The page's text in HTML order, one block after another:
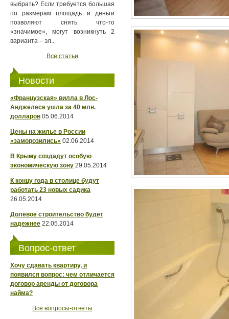
выбрать? Если требуется большая
по размерам площадь и деньги
позволяют снять что-то
«значимое», могут возникнуть 2
варианта – эл..
Все статьи
Новости
«Французская» вилла в Лос-
Анджелесе ушла за 40 млн.
долларов 05.06.2014
Цены на жилье в России
«заморозились» 02.06.2014
В Крыму создадут особую
экономическую зону 29.05.2014
К концу года в столице будут
работать 23 новых садика
26.05.2014
Долевое строительство будет
надежнее 22.05.2014
Вопрос-ответ
Хочу сдавать квартиру, и
появился вопрос: чем отличается
договор аренды от договора
найма?
Все вопросы-ответы